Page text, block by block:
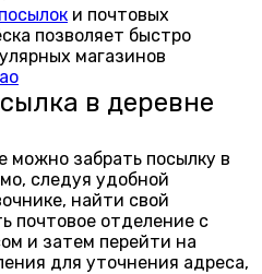
и почтовых
позволяет быстро
магазинов
в деревне
можно забрать посылку в
следуя удобной
найти свой
почтовое отделение с
и затем перейти на
для уточнения адреса,